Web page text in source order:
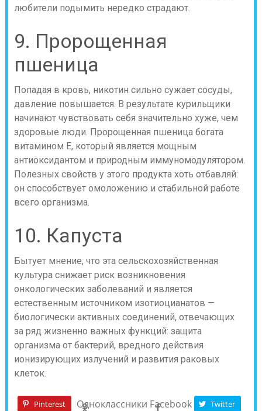
любители подымить нередко страдают.
9. Пророщенная
пшеница
Попадая в кровь, никотин сильно сужает сосуды,
давление повышается. В результате курильщики
начинают чувствовать себя значительно хуже, чем
здоровые люди. Пророщенная пшеница богата
витамином Е, который является мощным
антиоксидантом и природным иммуномодулятором.
Полезных свойств у этого продукта хоть отбавляй:
он способствует омоложению и стабильной работе
всего организма.
10. Капуста
Бытует мнение, что эта сельскохозяйственная
культура снижает риск возникновения
онкологических заболеваний и является
естественным источником изотиоцианатов —
биологически активных соединений, отвечающих
за ряд жизненно важных функций: защита
организма от бактерий, вредного действия
ионизирующих излучений и развития раковых
клеток.
Pinterest Одноклассники Facebook Twitter